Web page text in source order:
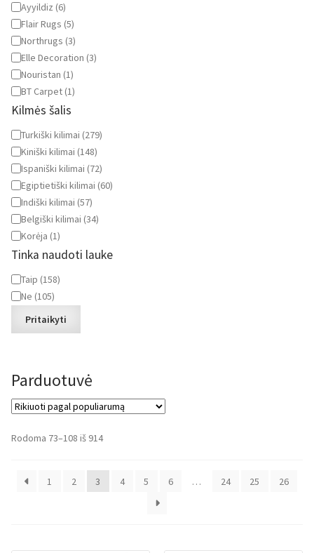
Parduotuvė
Rodoma 73–108 iš 914Rūšiuojama
populiarumą
1
2 3 4 5 6 … 24 25 26
Ayyildiz (6)
Flair Rugs (5)
Northrugs (3)
Elle Decoration (3)
Nouristan (1)
BT Carpet (1)
Kilmės šalis
Kilmės
šalis
Turkiški kilimai (279)
Kiniški kilimai (148)
Ispaniški kilimai (72)
Egiptietiški kilimai (60)
Indiški kilimai (57)
Belgiški kilimai (34)
Korėja (1)
Tinka naudoti lauke
Tinka
naudoti
Taip (158)
Ne (105)
Pritaikyti